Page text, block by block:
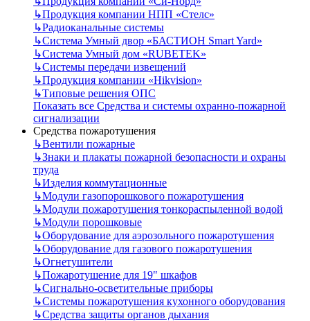
↳Продукция компании НПП «Стелс»
↳Радиоканальные системы
↳Система Умный двор «БАСТИОН Smart Yard»
↳Система Умный дом «RUBETEK»
↳Системы передачи извещений
↳Продукция компании «Hikvision»
↳Типовые решения ОПС
Показать все Средства и системы охранно-пожарной
сигнализации
Средства пожаротушения
↳Вентили пожарные
↳Знаки и плакаты пожарной безопасности и охраны
труда
↳Изделия коммутационные
↳Модули газопорошкового пожаротушения
↳Модули пожаротушения тонкораспыленной водой
↳Модули порошковые
↳Оборудование для аэрозольного пожаротушения
↳Оборудование для газового пожаротушения
↳Огнетушители
↳Пожаротушение для 19" шкафов
↳Сигнально-осветительные приборы
↳Системы пожаротушения кухонного оборудования
↳Средства защиты органов дыхания